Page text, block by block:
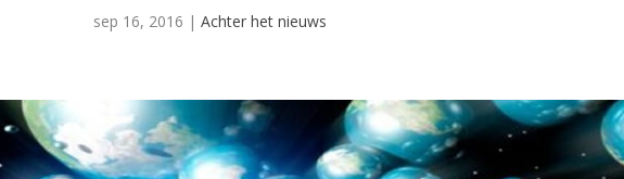
sep 16, 2016 |Achter het nieuws